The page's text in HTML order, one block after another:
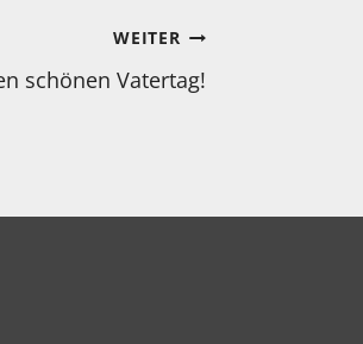
WEITER
schönen Vatertag!